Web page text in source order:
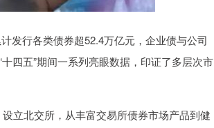
行各类债券超52.4万亿元，企业债与公司
四五”期间一系列亮眼数据，印证了多层次市
立北交所，从丰富交易所债券市场产品到健